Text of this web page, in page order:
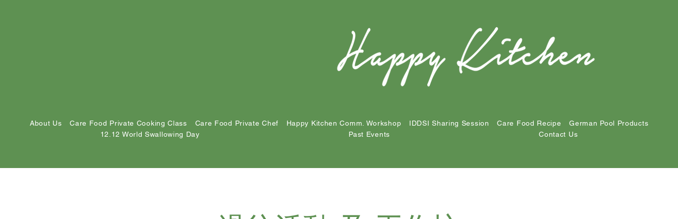
About Us Care Food Private Cooking Class Care Food Private Chef Happy Kitchen Comm. Workshop IDDSI Sharing Session Care Food Recipe
German Pool Products
12.12 World Swallowing Day
Past Events Contact Us